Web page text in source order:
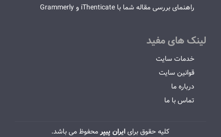
راهنمای بررسی مقاله شما با iThenticate و Grammerly
لینک های مفید
خدمات سایت
قوانین سایت
درباره ما
تماس با ما
کلیه حقوق برایایران پیپرمحفوظ می باشد.